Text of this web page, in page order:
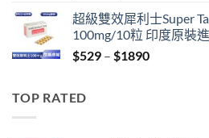
$829
through
$2129
超級雙效犀利士Super
100mg/10粒 印度原裝
$529 – $1890Price
TOP RATED